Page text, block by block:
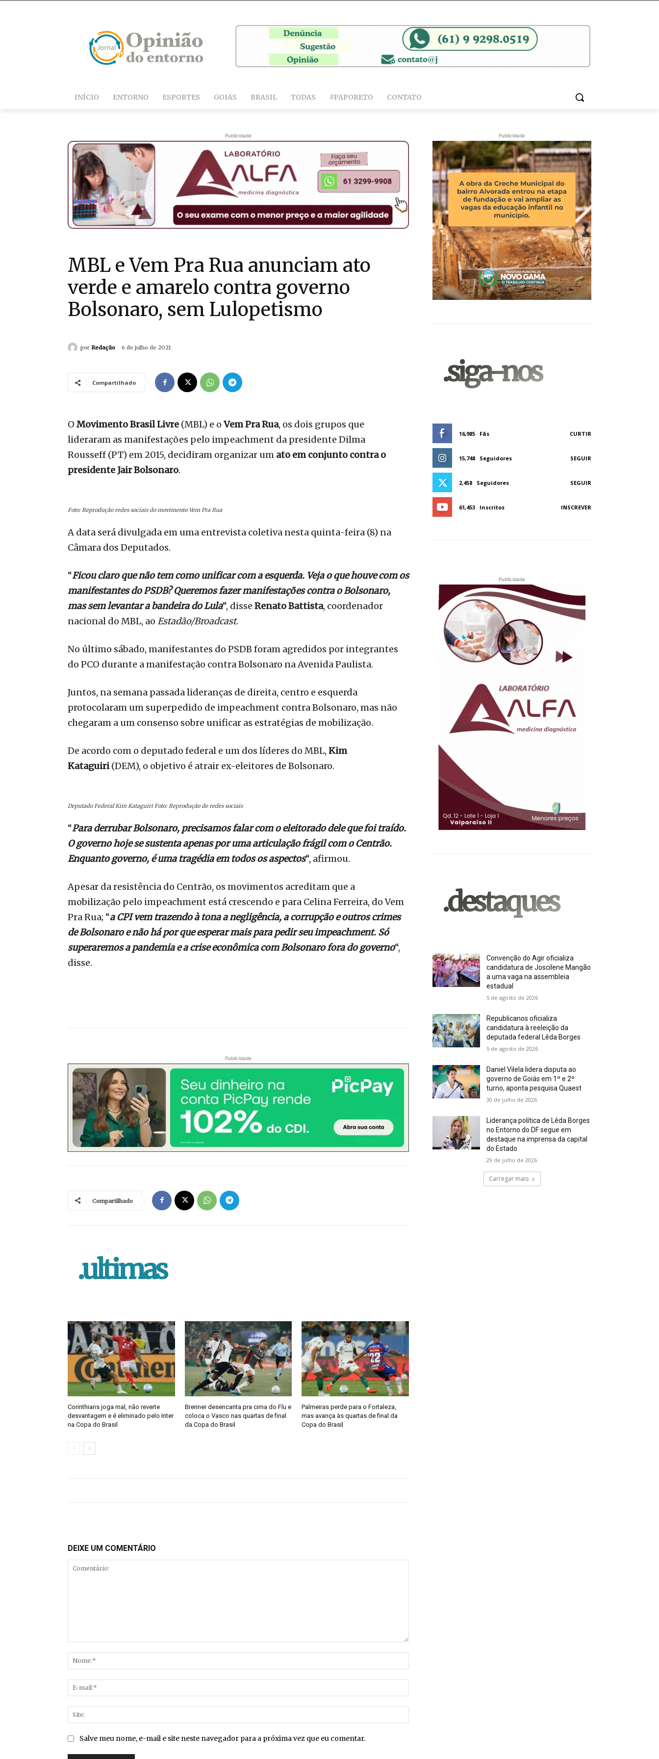
INÍCIO ENTORNO ESPORTES GOIÁS BRASIL TODAS #PAPORETO CONTATO
Publicidade
MBL e Vem Pra Rua anunciam ato
verde e amarelo contra governo
Bolsonaro, sem Lulopetismo
por Redação 6 de julho de 2021
Compartilhado
O Movimento Brasil Livre (MBL) e o Vem Pra Rua, os dois grupos que
lideraram as manifestações pelo impeachment da presidente Dilma
Rousseff (PT) em 2015, decidiram organizar um ato em conjunto contra o
presidente Jair Bolsonaro.
Foto: Reprodução redes sociais do movimento Vem Pra Rua
A data será divulgada em uma entrevista coletiva nesta quinta-feira (8) na
Câmara dos Deputados.
“Ficou claro que não tem como unificar com a esquerda. Veja o que houve com os
manifestantes do PSDB? Queremos fazer manifestações contra o Bolsonaro,
mas sem levantar a bandeira do Lula“, disse Renato Battista, coordenador
nacional do MBL, ao Estadão/Broadcast.
No último sábado, manifestantes do PSDB foram agredidos por integrantes
do PCO durante a manifestação contra Bolsonaro na Avenida Paulista.
Juntos, na semana passada lideranças de direita, centro e esquerda
protocolaram um superpedido de impeachment contra Bolsonaro, mas não
chegaram a um consenso sobre unificar as estratégias de mobilização.
De acordo com o deputado federal e um dos líderes do MBL, Kim
Kataguiri(DEM), o objetivo é atrair ex-eleitores de Bolsonaro.
Deputado Federal Kim Kataguiri Foto: Reprodução de redes sociais
“Para derrubar Bolsonaro, precisamos falar com o eleitorado dele que foi traído.
O governo hoje se sustenta apenas por uma articulação frágil com o Centrão.
Enquanto governo, é uma tragédia em todos os aspectos“, afirmou.
Apesar da resistência do Centrão, os movimentos acreditam que a
mobilização pelo impeachment está crescendo e para Celina Ferreira, do Vem
Pra Rua; “a CPI vem trazendo à tona a negligência, a corrupção e outros crimes
de Bolsonaro e não há por que esperar mais para pedir seu impeachment. Só
superaremos a pandemia e a crise econômica com Bolsonaro fora do governo“,
disse.
Publicidade
Compartilhado
.ultimas
Corinthians joga mal, não reverte
desvantagem e é eliminado pelo Inter
na Copa do Brasil
Brenner desencanta pra cima do Flu e
coloca o Vasco nas quartas de final
da Copa do Brasil
Palmeiras perde para o Fortaleza,
mas avança às quartas de final da
Copa do Brasil
DEIXE UM COMENTÁRIO
mail:*
Salve meu nome, e-mail e site neste navegador para a próxima vez que eu comentar.
Publicidade
.siga-nos
16,985 Fãs CURTIR
15,748 Seguidores SEGUIR
2,458 Seguidores SEGUIR
61,453 Inscritos INSCREVER
Publicidade
.destaques
Convenção do Agir oficializa
candidatura de Joscilene Mangão
a uma vaga na assembleia
estadual
5 de agosto de 2026
Republicanos oficializa
candidatura à reeleição da
deputada federal Lêda Borges
5 de agosto de 2026
Daniel Vilela lidera disputa ao
governo de Goiás em 1º e 2º
turno, aponta pesquisa Quaest
30 de julho de 2026
Liderança política de Lêda Borges
no Entorno do DF segue em
destaque na imprensa da capital
do Estado
29 de julho de 2026
Carregar mais